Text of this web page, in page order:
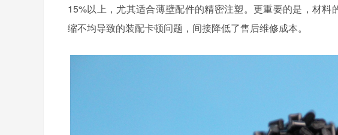
15%以上，尤其适合薄壁配件的精密注塑。更重要的是，材
缩不均导致的装配卡顿问题，间接降低了售后维修成本。